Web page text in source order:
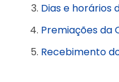
Dias e horários
Premiações da
Recebimento